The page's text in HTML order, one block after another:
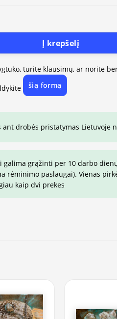
Į krepšelį
turite klausimų, ar norite
šią formą
ant drobės pristatymas Lietuvoje
galima grąžinti per 10 darbo
rėminimo paslaugai). Vienas
kaip dvi prekes